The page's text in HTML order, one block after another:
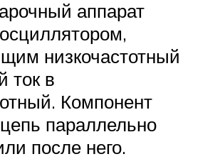
аппарат
низкочастотный
ток в
Компонент
параллельно
после него.